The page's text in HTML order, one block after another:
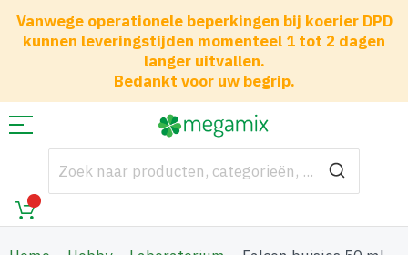
Vanwege operationele beperkingen bij koerier DPD
kunnen leveringstijden momenteel 1 tot 2 dagen
langer uitvallen.
Bedankt voor uw begrip.